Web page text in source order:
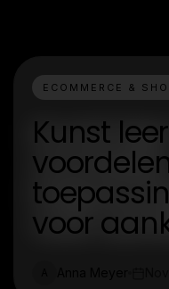
ECOMMERCE &
Kunst
voor